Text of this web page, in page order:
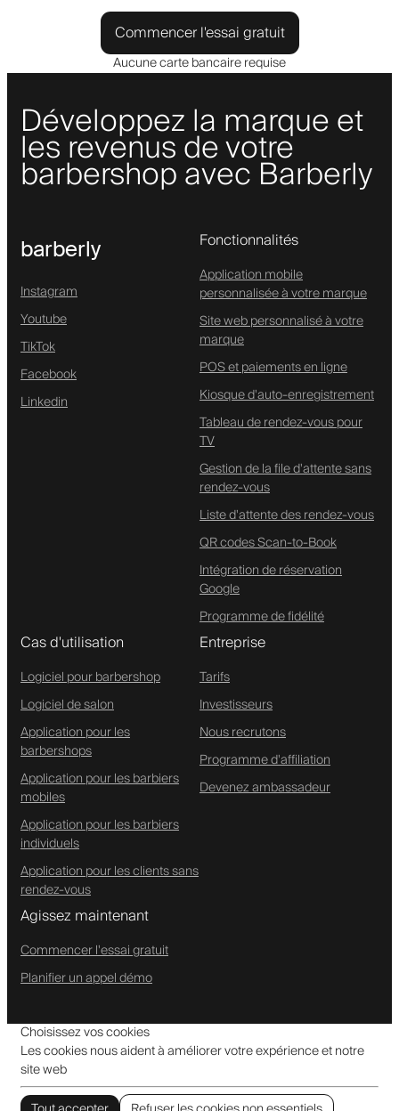
Commencer l'essai gratuit
Aucune carte bancaire requise
Développez la marque et
les revenus de votre
barbershop avec Barberly
barberly
Instagram
Youtube
TikTok
Facebook
Linkedin
Fonctionnalités
Application mobile
personnalisée à votre marque
Site web personnalisé à votre
marque
POS et paiements en ligne
Kiosque d'auto-enregistrement
Tableau de rendez-vous pour
TV
Gestion de la file d'attente sans
rendez-vous
Liste d'attente des rendez-vous
QR codes Scan-to-Book
Intégration de réservation
Google
Programme de fidélité
Cas d'utilisation
Logiciel pour barbershop
Logiciel de salon
Application pour les
barbershops
Application pour les barbiers
mobiles
Application pour les barbiers
individuels
Application pour les clients sans
rendez-vous
Entreprise
Tarifs
Investisseurs
Nous recrutons
Programme d'affiliation
Devenez ambassadeur
Agissez maintenant
Commencer l'essai gratuit
Planifier un appel démo
Choisissez vos cookies
Les cookies nous aident à améliorer votre expérience et notre
site web